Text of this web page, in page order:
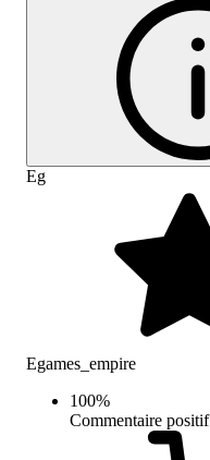
Eg
Egames_empire
100%
Commentaire positif